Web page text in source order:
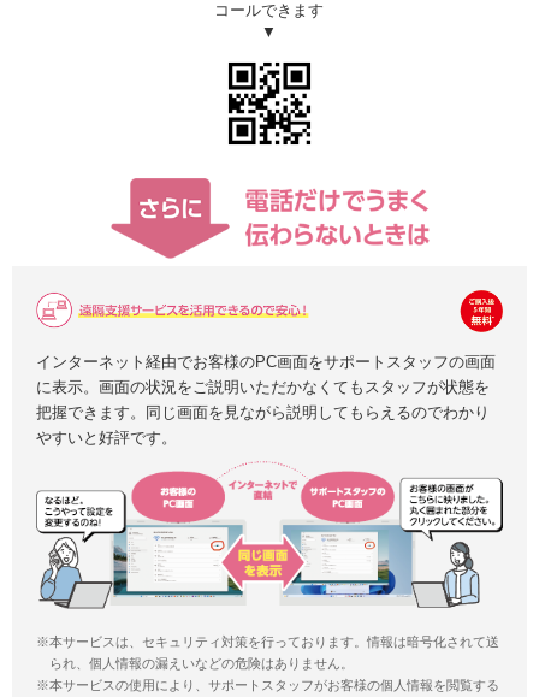
コールできます
▼
インターネット経由でお客様のPC画面をサポートスタッフの画面
に表示。画面の状況をご説明いただかなくてもスタッフが状態を
把握できます。同じ画面を見ながら説明してもらえるのでわかり
やすいと好評です。
※本サービスは、セキュリティ対策を行っております。情報は暗号化されて送
られ、個人情報の漏えいなどの危険はありません。
※本サービスの使用により、サポートスタッフがお客様の個人情報を閲覧する